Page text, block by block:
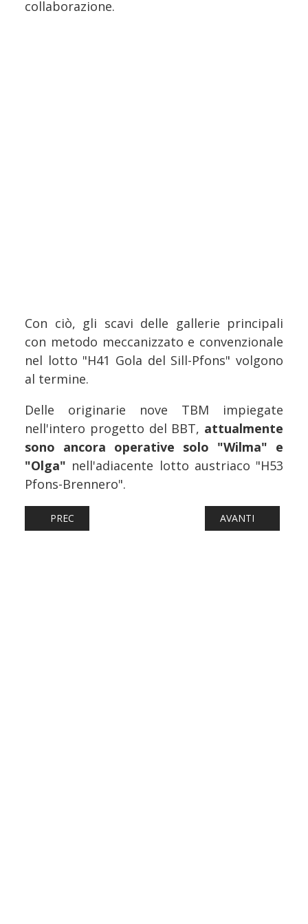
collaborazione.
Con ciò, gli scavi delle gallerie principali
con metodo meccanizzato e convenzionale
nel lotto "H41 Gola del Sill-Pfons" volgono
al termine.
Delle originarie nove TBM impiegate
nell'intero progetto del BBT, attualmente
sono ancora operative solo "Wilma" e
"Olga" nell'adiacente lotto austriaco "H53
Pfons-Brennero".
ARTICOLO PRECEDENTE: FERROVIE: RFI AVVIA IL
PREC ARTICOLO
AVANTI